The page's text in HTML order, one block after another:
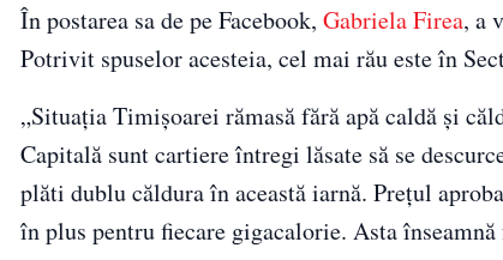
În postarea sa de pe Facebook, Gabriela Firea, a
Potrivit spuselor acesteia, cel mai rău este în
„Situația Timișoarei rămasă fără apă caldă și
Capitală sunt cartiere întregi lăsate să se
plăti dublu căldura în această iarnă. Prețul
în plus pentru fiecare gigacalorie. Asta